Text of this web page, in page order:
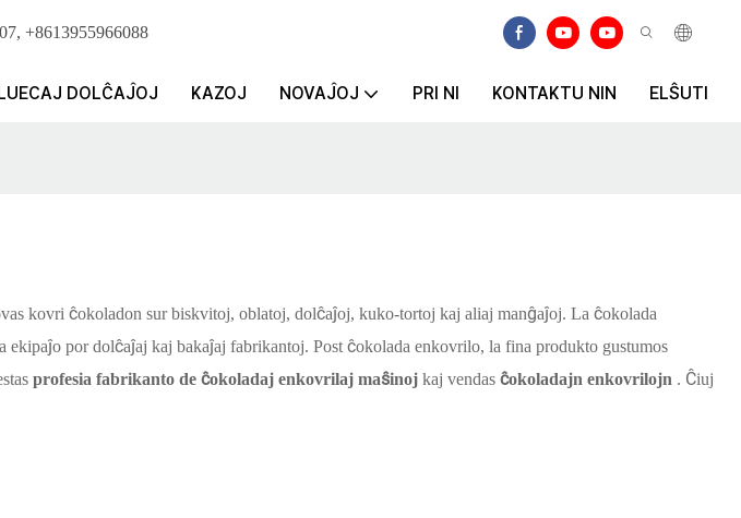
+8613955966088
DOLĈAĴOJ KAZOJ NOVAĴOJ PRI NI KONTAKTU NIN ELŜUTI
kovri ĉokoladon sur biskvitoj, oblatoj, dolĉaĵoj, kuko-tortoj kaj aliaj manĝaĵoj. La ĉokolada
por dolĉaĵaj kaj bakaĵaj fabrikantoj. Post ĉokolada enkovrilo, la fina produkto gustumos
profesia fabrikanto de ĉokoladaj enkovrilaj maŝinoj kaj vendas ĉokoladajn enkovrilojn . Ĉiuj